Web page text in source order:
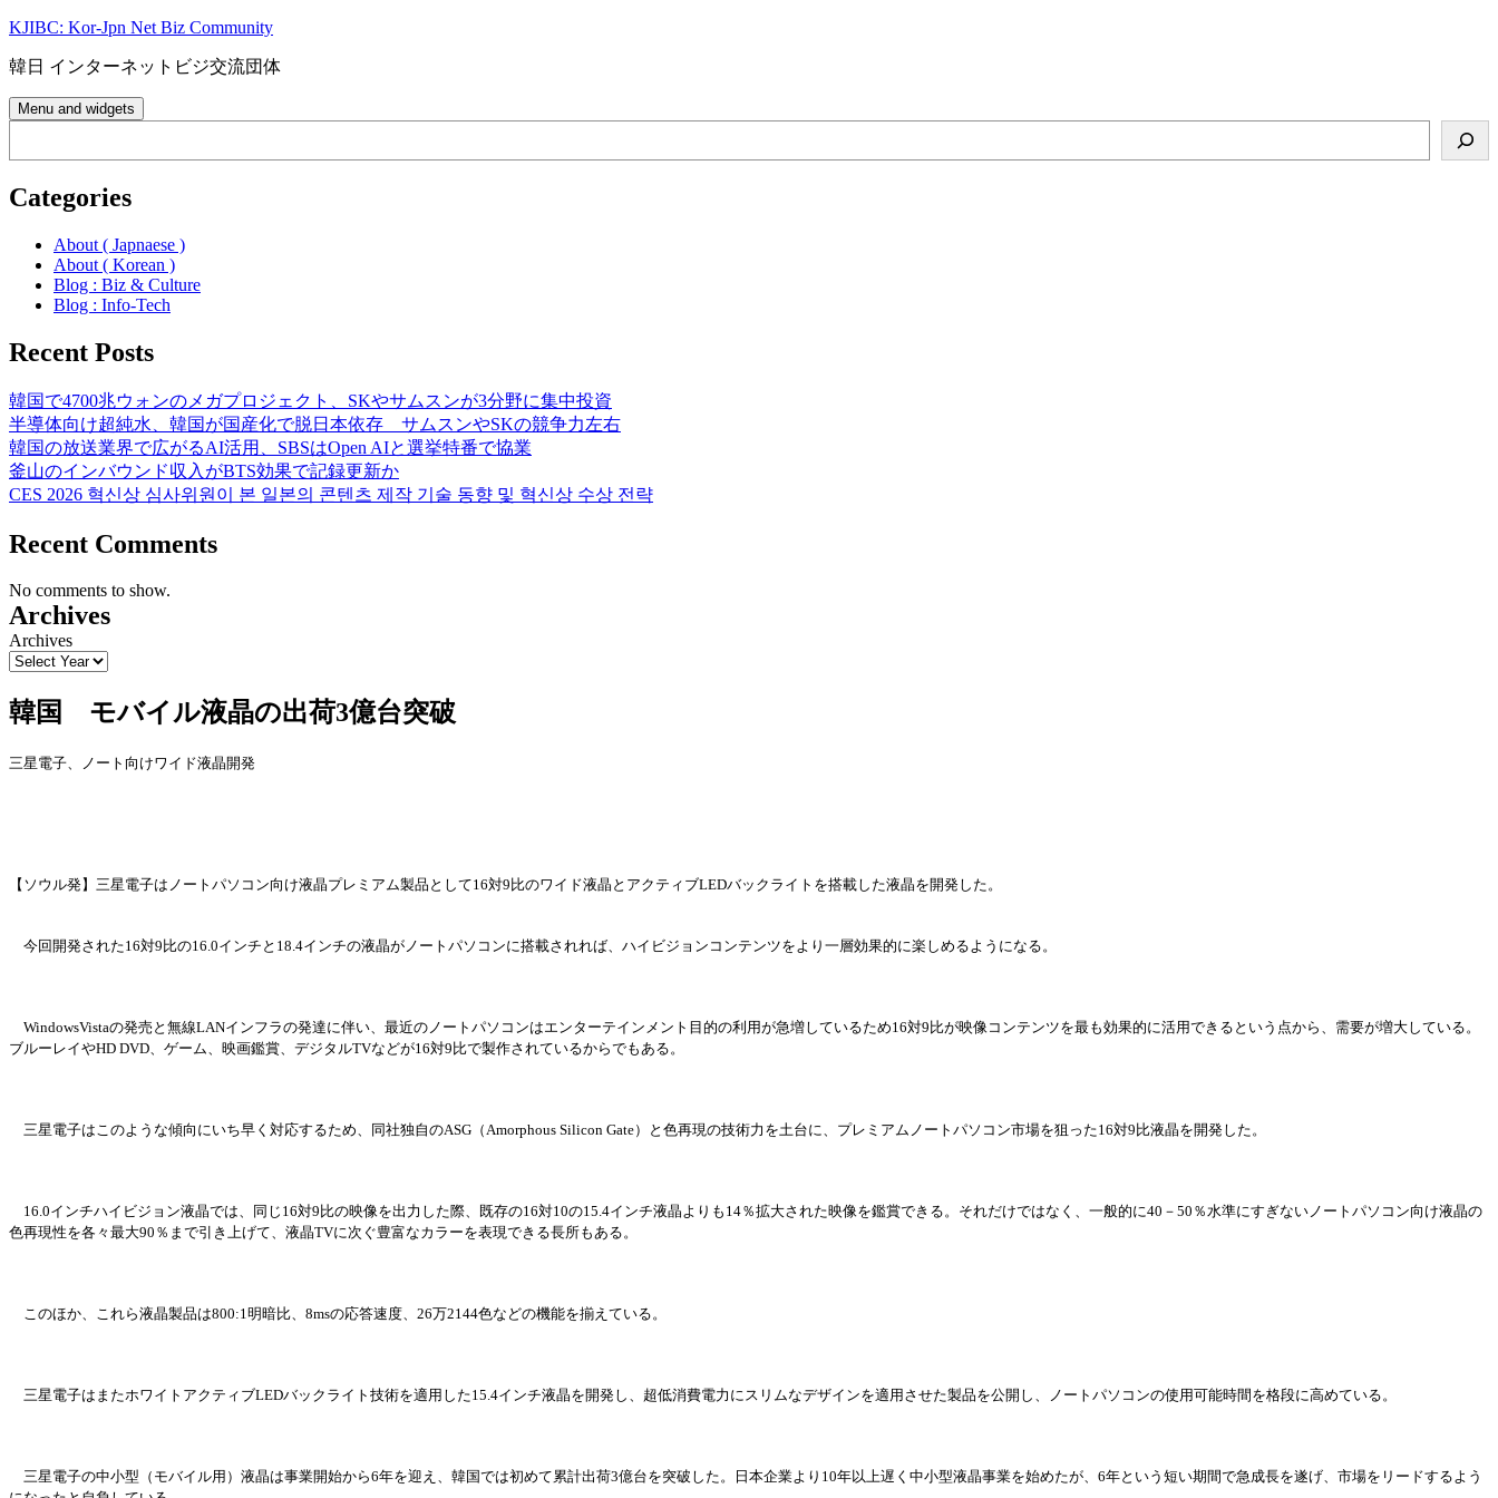
Skip
content
KJIBC: Kor-Jpn Net Biz Community
韓日 インターネットビジ交流団体
Menu and widgets
Categories
About ( Japnaese )
About ( Korean )
Blog : Biz & Culture
Blog : Info-Tech
Recent Posts
韓国で4700兆ウォンのメガプロジェクト、SKやサムスンが3分野に集中投資
半導体向け超純水、韓国が国産化で脱日本依存 サムスンやSKの競争力左右
韓国の放送業界で広がるAI活用、SBSはOpen AIと選挙特番で協業
釜山のインバウンド収入がBTS効果で記録更新か
CES 2026 혁신상 심사위원이 본 일본의 콘텐츠 제작 기술 동향 및 혁신상 수상 전략
Recent Comments
No comments to show.
Archives
Archives
韓国 モバイル液晶の出荷3億台突破
三星電子、ノ ー ト向けワイド液晶開発
【ソウル発】三星電子はノ ー トパソコン向け液晶プレミアム製品として16対9比のワイド液晶とアクティブLEDバックライトを搭載した液晶を開発した。
今回開発された16対9比の16.0インチと18.4インチの液晶がノ ー トパソコンに搭載されれば、ハイビジョンコンテンツをより一層効果的に楽しめるようになる。
WindowsVistaの発売 と無線LANインフラの発達に伴い、最近のノ ー トパソコンはエンタ ーテインメント目的の利用が急増しているため16対9比が映像コンテンツを最も効果的に活用できるという点から、需要が増大している。
ブルー レイやHD DVD、ゲーム、映画鑑賞、デジタルTVなどが16対9比で製作されているからでもある。
三星電子はこのような傾向にいち早く 対応するため、同社独自のASG（Amorphous Silicon Gate）と色再現の技術力を土台に、プレミアムノ ー トパソコン市場を狙った16対9比液晶を開発した。
16.0インチハイビジョン液晶では、同じ16対9比の映像を出力した際、 既存の16対10の15.4インチ液晶よりも14％拡大された映像を鑑賞できる。それだけではなく、一般的に40－50％水準にすぎないノ ー トパソコン向け液晶の
色再現性を各 々 最大90％まで引き上げて、液晶TVに次ぐ豊富なカラ ーを表現できる長所もある。
このほか、これら液晶製品は800:1明暗比、8msの応答速度、 26万2144色などの機能を揃えている。
三星電子はまたホワイトアクティブLEDバックライト技術を適用した15.4インチ液晶を開発し、超低消費電力にスリムなデザインを適用させた製品を公開し、ノ ー トパソコンの使用可能時間を格段に高めている。
三星電子の中小型（モバイル用）液晶は事業開始から6年を迎え、韓国では初めて累計出荷3億台を突破した。日本企業より10年以上遅 く中小型液晶事業を始めたが、 6年という短い期間で急成長を遂げ、市場をリ ー ドするよう